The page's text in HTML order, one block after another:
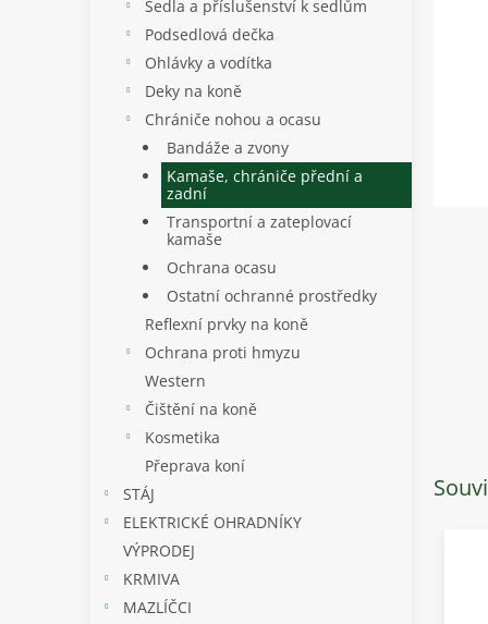
Sedla a příslušenství k sedlům
Podsedlová dečka
Ohlávky a vodítka
Deky na koně
Chrániče nohou a ocasu
Bandáže a zvony
Kamaše, chrániče přední a
zadní
Transportní a zateplovací
kamaše
Ochrana ocasu
Ostatní ochranné prostředky
Reflexní prvky na koně
Ochrana proti hmyzu
Western
Čištění na koně
Kosmetika
Přeprava koní
STÁJ
ELEKTRICKÉ OHRADNÍKY
VÝPRODEJ
KRMIVA
MAZLÍČCI